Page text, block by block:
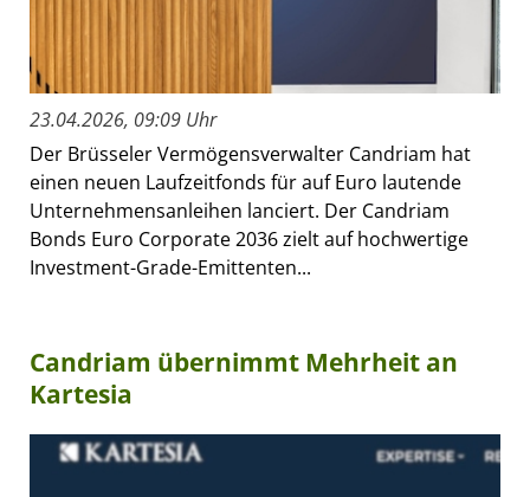
23.04.2026, 09:09 Uhr
Der Brüsseler Vermögensverwalter Candriam hat
einen neuen Laufzeitfonds für auf Euro lautende
Unternehmensanleihen lanciert. Der Candriam
Bonds Euro Corporate 2036 zielt auf hochwertige
Investment-Grade-Emittenten...
Candriam übernimmt Mehrheit an
Kartesia